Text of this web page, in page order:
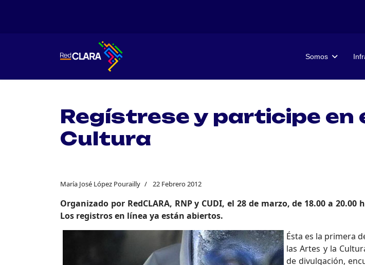
Somos
Regístrese y participe en
Cultura
María José López Pourailly 22 Febrero 2012
Organizado por RedCLARA, RNP y CUDI, el 28 de marzo, de 18.00 a
Los registros en línea ya están abiertos.
Ésta es la primera
las Artes y la
de divulgación,